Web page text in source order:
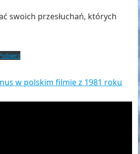
swoich przesłuchań, których
w polskim filmie z 1981 roku